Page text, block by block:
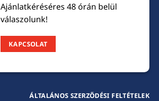
Ajánlatkéréséres 48 órán belül
válaszolunk!
KAPCSOLAT
ÁLTALÁNOS SZERZŐDÉSI FELTÉTELEK